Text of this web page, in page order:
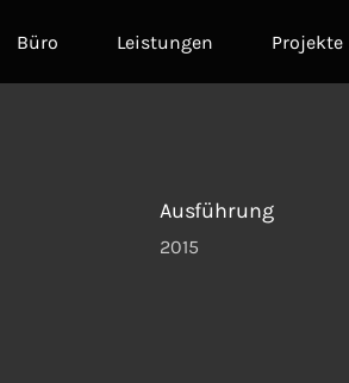
Büro Leistungen Projekte
Ausführung
2015